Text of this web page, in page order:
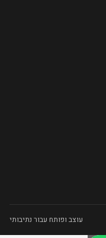
עוצב ופותח עבור נתיבותי